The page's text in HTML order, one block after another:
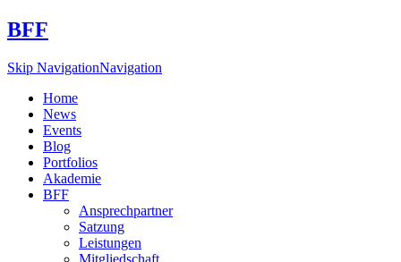
BFF
Skip NavigationNavigation
Home
News
Events
Blog
Portfolios
Akademie
BFF
Ansprechpartner
Satzung
Leistungen
Mitgliedschaft